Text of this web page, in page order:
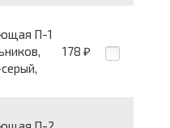
П-1
178 ₽